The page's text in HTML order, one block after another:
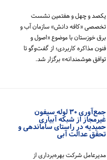
یکصد و چهل و هفتمین نشست
تخصصی «کافه دانش» سازمان آب و
برق خوزستان با موضوع «اصول و
فنون مذاکره کاربردی؛ از گفت‌وگو تا
توافق هوشمندانه» برگزار شد.
جمع‌آوری ۳۰ لوله سیفون
غیرمجاز از شبکه آبیاری
حمیدیه در راستای ساماندهی و
تحقق عدالت آبی
مدیرعامل شرکت بهره‌برداری از